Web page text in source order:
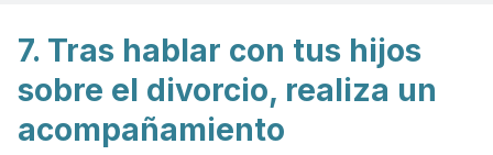
7. Tras hablar con tus hijos
sobre el divorcio, realiza un
acompañamiento